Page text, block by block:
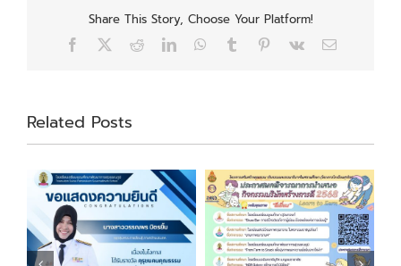
Share This Story, Choose Your Platform!
Facebook RedditLinkedInWhatsApp
Tumblr Pinterest
Vk Email
Related Posts